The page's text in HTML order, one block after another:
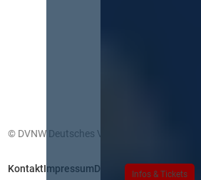
Infos & Tickets
© DVNW Deutsches Vergabenetzwerk GmbH
KontaktImpressumDatenschutz